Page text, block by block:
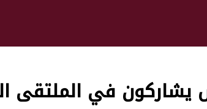
في الملتقى